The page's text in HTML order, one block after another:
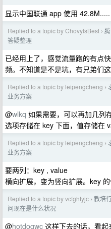
显示中国联通 app 使用
Replied to a topic by ChovyIsBest ›
答疑整理
已经用上了，感觉流量跑的有点
频。不知道是不是坑，有兄弟们这
Replied to a topic by leipengcheng ›
业务方案
@wlkq 如果需要，可以再加几列
选项存储在 key 下面，值存储在
Replied to a topic by leipengcheng ›
业务方案
要两列：key , value
横向扩展，变为竖向扩展。key
Replied to a topic by vcfghtyjc › 教培
问现在是什么状况
@hotdogwc 这样下去的话，看